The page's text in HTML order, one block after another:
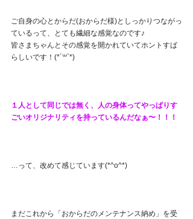
ご自身の心とからだ(おからだ様)としっかりつながっ
ているって、とても繊細な感覚なのです♪
皆さまちゃんとその感覚を開かれていてホントすば
らしいです！(*´꒳`*)
１人として同じでは無く、人の身体ってやっぱりす
ごいオリジナリティを持っているんだなぁ〜！！！
…って、改めて感じています(*^o^*)
まだこれから「おからだのメンテナンス納め」を受